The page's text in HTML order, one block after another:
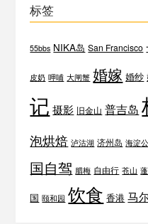
标签
55bbs NIKA岛 San Francisco
皮奶 呷哺 大闸蟹 婚嫁 婚纱
记 摄影 旧金山 普吉岛
泡烘焙 泸沽湖 济州岛 海淀
国自驾 腊梅 自由行 苍山
国 颐和园 饮食 香港 马